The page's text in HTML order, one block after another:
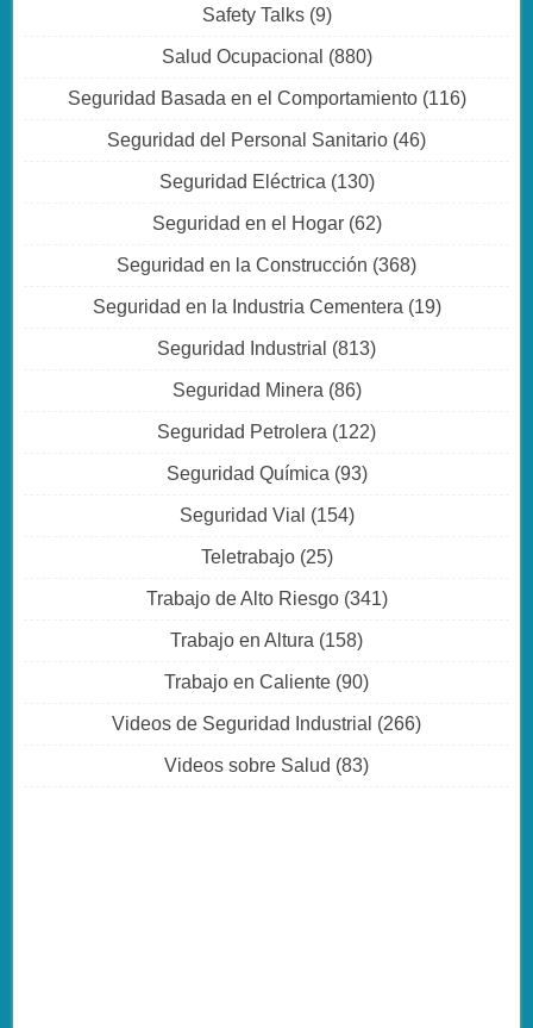
Safety Talks(9)
Salud Ocupacional (880)
Seguridad Basada en el Comportamiento(116)
Seguridad del Personal Sanitario (46)
Seguridad Eléctrica (130)
Seguridad en el Hogar(62)
Seguridad en la Construcción (368)
Seguridad en la Industria Cementera (19)
Seguridad Industrial (813)
Seguridad Minera (86)
Seguridad Petrolera (122)
Seguridad Química (93)
Seguridad Vial (154)
Teletrabajo(25)
Trabajo de Alto Riesgo(341)
Trabajo en Altura (158)
Trabajo en Caliente (90)
Videos de Seguridad Industrial (266)
Videos sobre Salud (83)